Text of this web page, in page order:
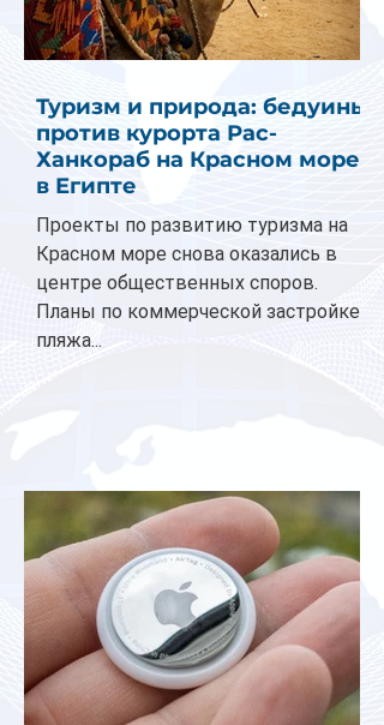
Туризм и природа: бедуины
против курорта Рас-
Ханкораб на Красном море
в Египте
Проекты по развитию туризма на
Красном море снова оказались в
центре общественных споров.
Планы по коммерческой застройке
пляжа...